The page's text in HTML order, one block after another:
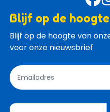
Blijf op de hoogte
Blijf op de hoogte van
voor onze nieuwsbrief